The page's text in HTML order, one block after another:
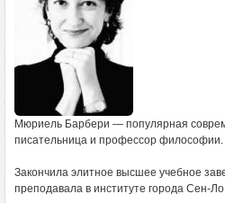
Мюриель Барбери — популярная
писательница и профессор философии.
Закончила элитное высшее учебное
преподавала в институте города Сен-